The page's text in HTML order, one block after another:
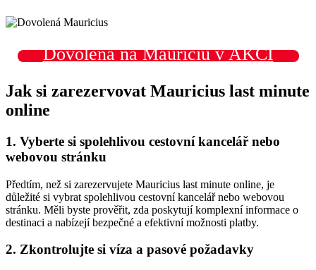
Dovolená na Mauriciu v AKCI
Jak si zarezervovat Mauricius last minute
online
1. Vyberte si spolehlivou cestovní kancelář nebo
webovou stránku
Předtím, než si zarezervujete Mauricius last minute online, je
důležité si vybrat spolehlivou cestovní kancelář nebo webovou
stránku. Měli byste prověřit, zda poskytují komplexní informace o
destinaci a nabízejí bezpečné a efektivní možnosti platby.
2. Zkontrolujte si víza a pasové požadavky